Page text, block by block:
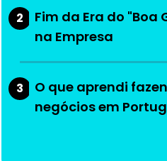
2
Fim da Era do "Boa
na Empresa
3
O que aprendi
negócios em